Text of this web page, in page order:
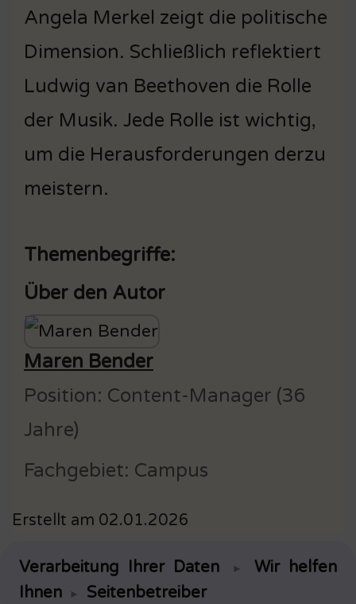
Angela Merkel zeigt die politische
Dimension. Schließlich reflektiert
Ludwig van Beethoven die Rolle
der Musik. Jede Rolle ist wichtig,
um die Herausforderungen derzu
meistern.
Themenbegriffe:
Über den Autor
Maren Bender
Position: Content-Manager (36
Jahre)
Fachgebiet: Campus
Erstellt am 02.01.2026
Verarbeitung Ihrer Daten ►
Wir helfen
Ihnen
► Seitenbetreiber